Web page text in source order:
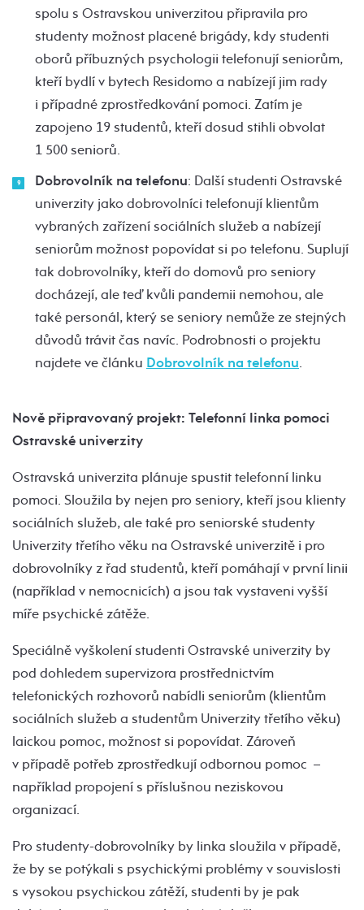
spolu s Ostravskou univerzitou připravila pro
studenty možnost placené brigády, kdy studenti
oborů příbuzných psychologii telefonují seniorům,
kteří bydlí v bytech Residomo a nabízejí jim rady
i případné zprostředkování pomoci. Zatím je
zapojeno 19 studentů, kteří dosud stihli obvolat
1 500 seniorů.
Dobrovolník na telefonu: Další studenti Ostravské
univerzity jako dobrovolníci telefonují klientům
vybraných zařízení sociálních služeb a nabízejí
seniorům možnost popovídat si po telefonu. Suplují
tak dobrovolníky, kteří do domovů pro seniory
docházejí, ale teď kvůli pandemii nemohou, ale
také personál, který se seniory nemůže ze stejných
důvodů trávit čas navíc. Podrobnosti o projektu
najdete ve článku Dobrovolník na telefonu.
Nově připravovaný projekt: Telefonní linka pomoci
Ostravské univerzity
Ostravská univerzita plánuje spustit telefonní linku
pomoci. Sloužila by nejen pro seniory, kteří jsou klienty
sociálních služeb, ale také pro seniorské studenty
Univerzity třetího věku na Ostravské univerzitě i pro
dobrovolníky z řad studentů, kteří pomáhají v první linii
(například v nemocnicích) a jsou tak vystaveni vyšší
míře psychické zátěže.
Speciálně vyškolení studenti Ostravské univerzity by
pod dohledem supervizora prostřednictvím
telefonických rozhovorů nabídli seniorům (klientům
sociálních služeb a studentům Univerzity třetího věku)
laickou pomoc, možnost si popovídat. Zároveň
v případě potřeb zprostředkují odbornou pomoc –
například propojení s příslušnou neziskovou
organizací.
Pro studenty-dobrovolníky by linka sloužila v případě,
že by se potýkali s psychickými problémy v souvislosti
s vysokou psychickou zátěží, studenti by je pak